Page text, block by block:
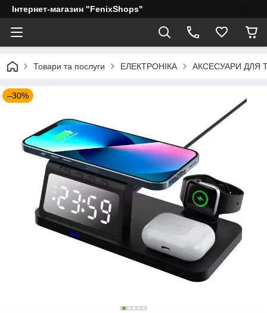
Інтернет-магазин "FenixShops"
Товари та послуги ЕЛЕКТРОНІКА АКСЕСУАРИ ДЛЯ
–30%